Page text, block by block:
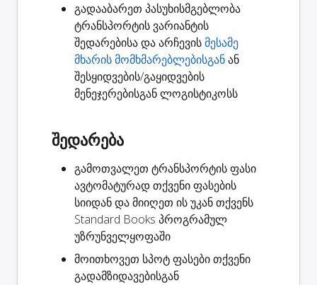
გადააბარეთ პასუხისმგებლობა
ტრანსპორტის ვარიანტის
შედარებისა და არჩევისმესამე
მხარის მომხმარებლებისგანან
შესყიდვების/გაყიდვების
მენეჯერებისგან ლოგისტიკოსს
შედარება
გამოთვალეთ ტრანსპორტის ფასი
ავტომატურად თქვენი ფასების
სიიდან და მიიღეთ ის უკან თქვენს
Standard Books პროგრამულ
უზრუნველყოფაში
მოითხოვეთ სპოტ ფასებითქვენი
გადამზიდავებისგან